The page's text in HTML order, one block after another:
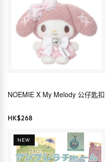
NOEMIE X My Melody 公仔匙扣
HK$268
NEW